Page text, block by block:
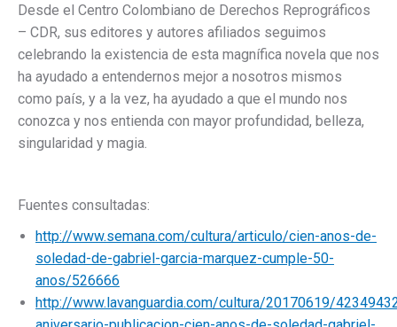
Desde el Centro Colombiano de Derechos Reprográficos
– CDR, sus editores y autores afiliados seguimos
celebrando la existencia de esta magnífica novela que nos
ha ayudado a entendernos mejor a nosotros mismos
como país, y a la vez, ha ayudado a que el mundo nos
conozca y nos entienda con mayor profundidad, belleza,
singularidad y magia.
Fuentes consultadas:
http://www.semana.com/cultura/articulo/cien-anos-de-
soledad-de-gabriel-garcia-marquez-cumple-50-
anos/526666
http://www.lavanguardia.com/cultura/20170619/